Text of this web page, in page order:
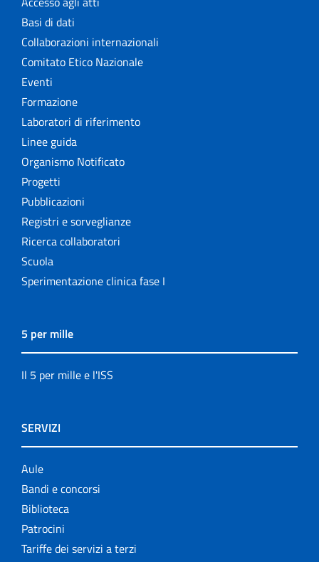
Basi di dati
Collaborazioni internazionali
Comitato Etico Nazionale
Eventi
Formazione
Laboratori di riferimento
Linee guida
Organismo Notificato
Progetti
Pubblicazioni
Registri e sorveglianze
Ricerca collaboratori
Scuola
Sperimentazione clinica fase I
5 per mille
Il 5 per mille e l'ISS
SERVIZI
Aule
Bandi e concorsi
Biblioteca
Patrocini
Tariffe dei servizi a terzi